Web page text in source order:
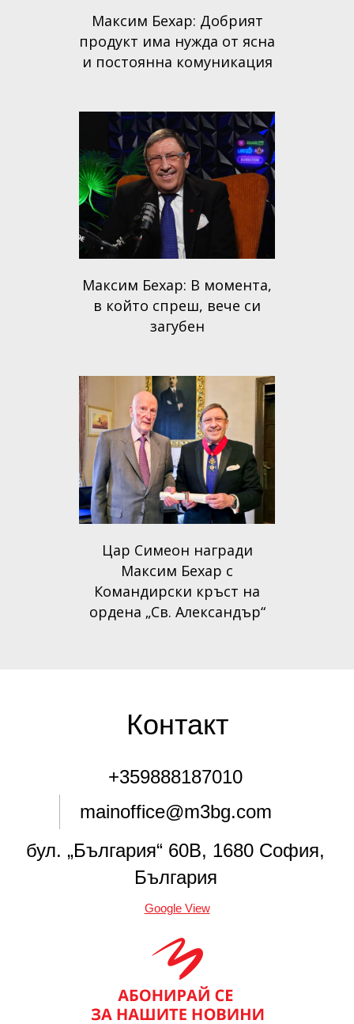
Максим Бехар: Добрият
продукт има нужда от ясна
и постоянна комуникация
Максим Бехар: В момента,
в който спреш, вече си
загубен
Цар Симеон награди
Максим Бехар с
Командирски кръст на
ордена „Св. Александър“
Контакт
+359888187010
mainoffice@m3bg.com
бул. „България“ 60В, 1680 София,
България
Google View